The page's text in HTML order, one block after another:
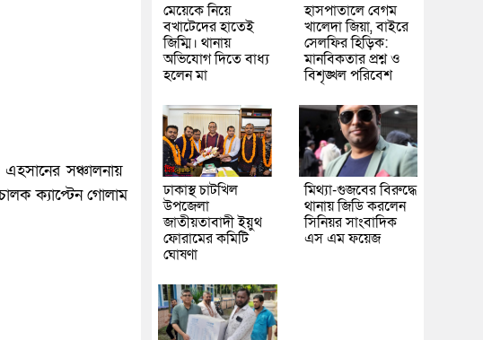
সঞ্চালনায়
ক্যাপ্টেন গোলাম
মেয়েকে নিয়ে
বখাটেদের হাতেই
জিম্মি। থানায়
অভিযোগ দিতে বাধ্য
হলেন মা
হাসপাতালে বেগম
খালেদা জিয়া, বাইরে
সেলফির হিড়িক:
মানবিকতার প্রশ্ন ও
বিশৃঙ্খল পরিবেশ
ঢাকাস্থ চাটখিল
উপজেলা
জাতীয়তাবাদী ইয়ুথ
ফোরামের কমিটি
ঘোষণা
মিথ্যা-গুজবের বিরুদ্ধে
থানায় জিডি করলেন
সিনিয়র সাংবাদিক
এস এম ফয়েজ